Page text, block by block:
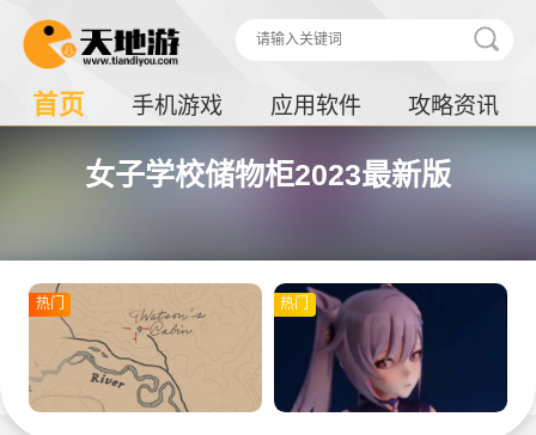
首页 手机游戏 应用软件 攻略资讯
女子学校储物柜2023最新版
热门 热门